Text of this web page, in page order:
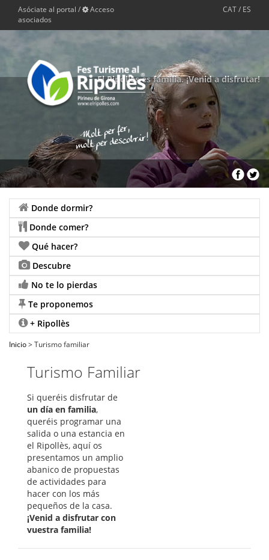
Asóciate al portal /
Acceso
asociados
CAT/ ES
El Ripollès es família. ¡Venid a disfrutar!
Donde dormir?
Donde comer?
Qué hacer?
Descubre
No te lo pierdas
Te proponemos
+ Ripollès
Inicio> Turismo familiar
Turismo Familiar
Si queréis disfrutar de
un día en familia,
queréis programar una
salida o una estancia en
el Ripollès, aquí os
presentamos un amplio
abanico de propuestas
de actividades para
hacer con los más
pequeños de la casa.
¡Venid a disfrutar con
vuestra familia!